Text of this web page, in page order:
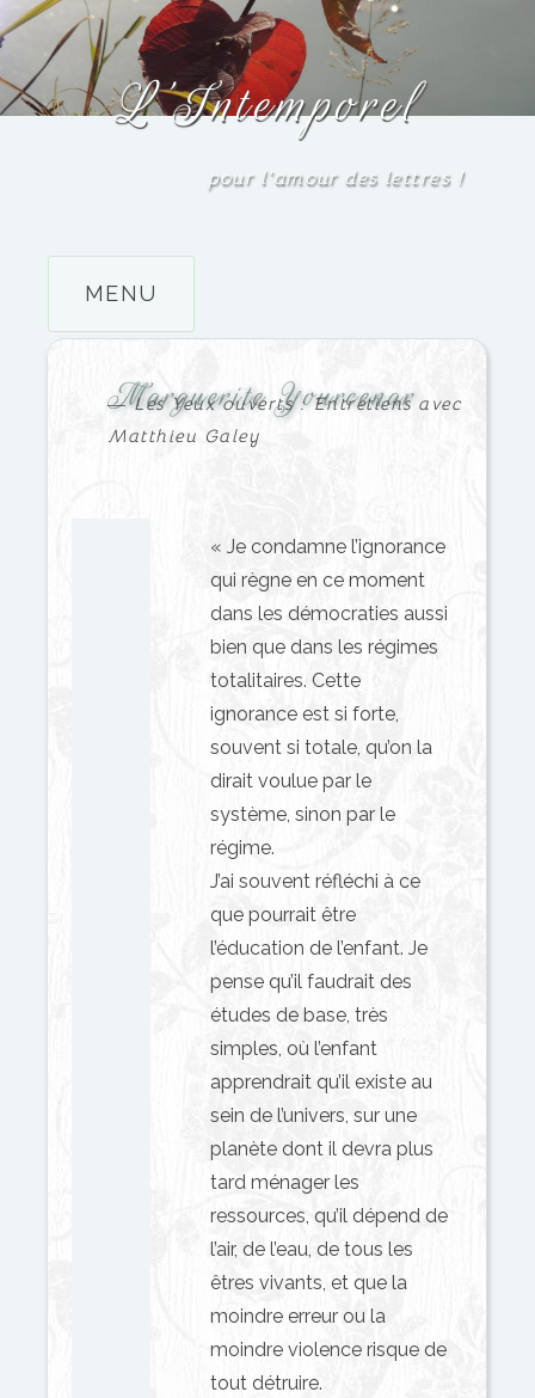
Accéder
au
contenuL’Intemporel
pour l'amour des lettres!
MENU
Marguerite Yourcenar
― Les Yeux ouverts : Entretiens avec
Matthieu Galey
« Je condamne l’ignorance
qui règne en ce moment
dans les démocraties aussi
bien que dans les régimes
totalitaires. Cette
ignorance est si forte,
souvent si totale, qu’on la
dirait voulue par le
système, sinon par le
régime.
J’ai souvent réfléchi à ce
que pourrait être
l’éducation de l’enfant. Je
pense qu’il faudrait des
études de base, très
simples, où l’enfant
apprendrait qu’il existe au
sein de l’univers, sur une
planète dont il devra plus
tard ménager les
ressources, qu’il dépend de
l’air, de l’eau, de tous les
êtres vivants, et que la
moindre erreur ou la
moindre violence risque de
tout détruire.